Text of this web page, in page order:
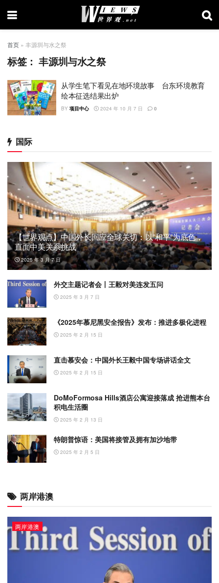
首页 » 丰源圳与水之祭
标签：丰源圳与水之祭
从学生笔下看见在地环境故事 台东环境教育
绘本征选结果出炉
BY 项目中心 2024 年 10 月 7 日 0
国际
【世界观点】中国外长回应全球关切：以”和平”为底色，
直面中美关系挑战
2025 年 3 月 7 日
外交主题记者会丨王毅对美连发五问
2025 年 3 月 7 日
《2025年慕尼黑安全报告》发布：推进多极化进程
2025 年 2 月 15 日
直击慕安会：中国外长王毅中国专场讲话全文
2025 年 2 月 15 日
DoMoFormosa Hills酒店公寓迎接落成 抢进熊本台
积电生活圈
2025 年 2 月 13 日
特朗普惊语：美国将接管及拥有加沙地带
2025 年 2 月 5 日
两岸港澳
两岸港澳